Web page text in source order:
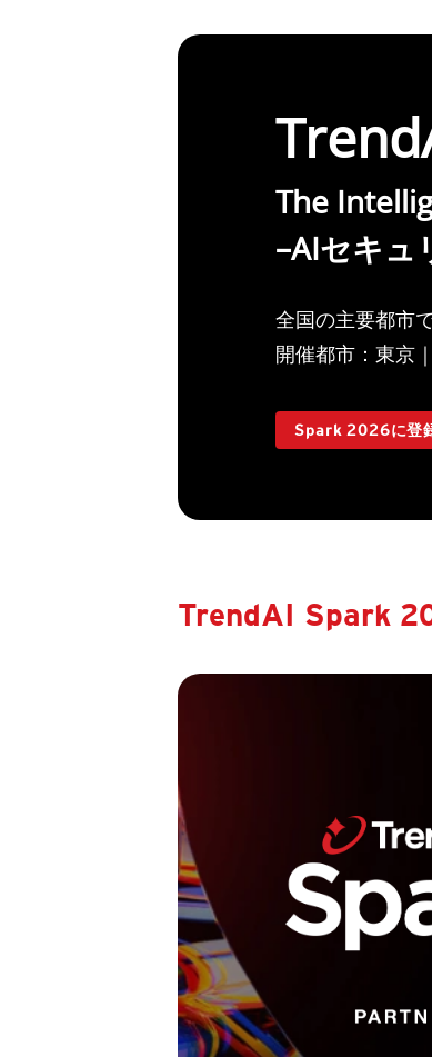
The
–AIセキュ
全国の主要都市
開催都市：東京
Spark 2026に登
TrendAI Spark